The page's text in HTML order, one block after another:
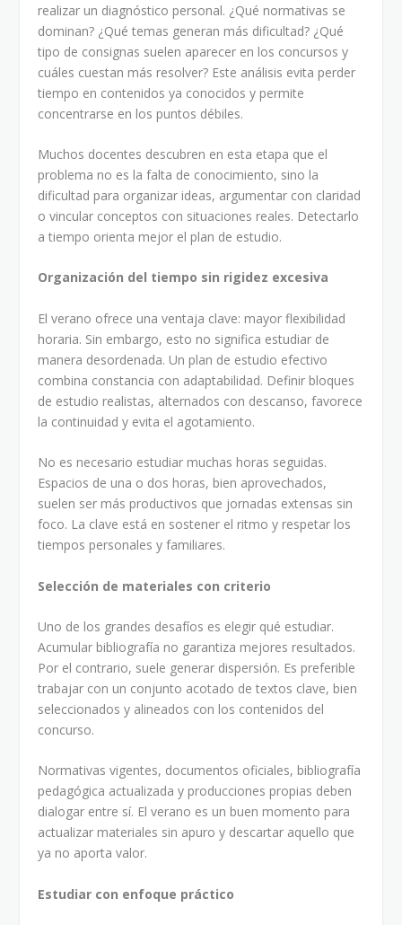
realizar un diagnóstico personal. ¿Qué normativas se
dominan? ¿Qué temas generan más dificultad? ¿Qué
tipo de consignas suelen aparecer en los concursos y
cuáles cuestan más resolver? Este análisis evita perder
tiempo en contenidos ya conocidos y permite
concentrarse en los puntos débiles.
Muchos docentes descubren en esta etapa que el
problema no es la falta de conocimiento, sino la
dificultad para organizar ideas, argumentar con claridad
o vincular conceptos con situaciones reales. Detectarlo
a tiempo orienta mejor el plan de estudio.
Organización del tiempo sin rigidez excesiva
El verano ofrece una ventaja clave: mayor flexibilidad
horaria. Sin embargo, esto no significa estudiar de
manera desordenada. Un plan de estudio efectivo
combina constancia con adaptabilidad. Definir bloques
de estudio realistas, alternados con descanso, favorece
la continuidad y evita el agotamiento.
No es necesario estudiar muchas horas seguidas.
Espacios de una o dos horas, bien aprovechados,
suelen ser más productivos que jornadas extensas sin
foco. La clave está en sostener el ritmo y respetar los
tiempos personales y familiares.
Selección de materiales con criterio
Uno de los grandes desafíos es elegir qué estudiar.
Acumular bibliografía no garantiza mejores resultados.
Por el contrario, suele generar dispersión. Es preferible
trabajar con un conjunto acotado de textos clave, bien
seleccionados y alineados con los contenidos del
concurso.
Normativas vigentes, documentos oficiales, bibliografía
pedagógica actualizada y producciones propias deben
dialogar entre sí. El verano es un buen momento para
actualizar materiales sin apuro y descartar aquello que
ya no aporta valor.
Estudiar con enfoque práctico